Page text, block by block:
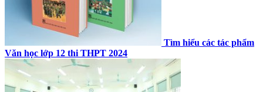
Tìm hiểu các tác phẩm
Văn học lớp 12 thi THPT 2024